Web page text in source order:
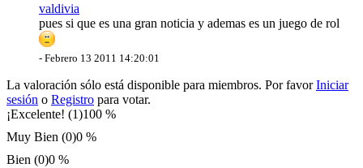
valdivia
pues si que es una gran noticia y ademas es un juego de rol
- Febrero 13 2011 14:20:01
La valoración sólo está disponible para miembros. Por favorIniciar
sesión o Registro para votar.
¡Excelente! (1)100 %
Muy Bien (0)0 %
Bien (0)0 %